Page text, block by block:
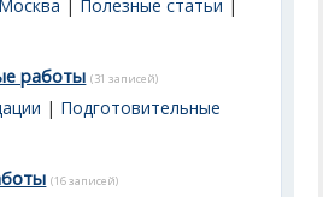
| Полезные статьи |
работы (31 записей)
| Подготовительные
(16 записей)